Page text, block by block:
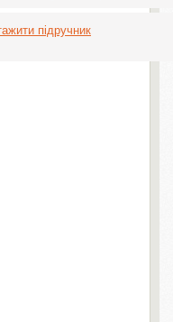
підручник